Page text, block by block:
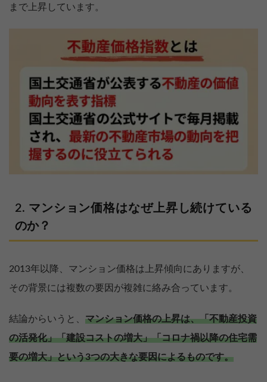
まで上昇しています。
マンション価格はなぜ上昇し続けている
のか？
2013年以降、マンション価格は上昇傾向にありますが、
その背景には複数の要因が複雑に絡み合っています。
結論からいうと、 マンション価格の上昇は、「不動産投資
の活発化」「建設コストの増大」「コロナ禍以降の住宅需
要の増大」という3つの大きな要因によるものです。